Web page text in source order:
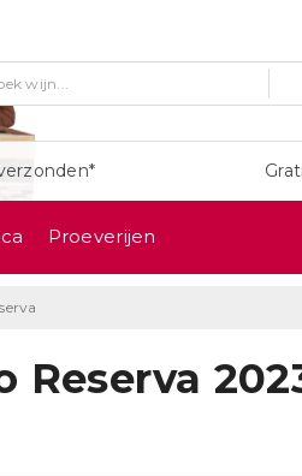
Proeverijen
Reserva